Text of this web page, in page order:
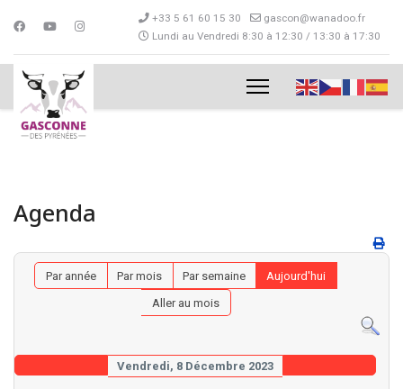
+33 5 61 60 15 30
gascon@wanadoo.fr
Lundi au Vendredi 8:30 à 12:30 / 13:30 à 17:30
Agenda
Par année Par mois Par semaine
Aujourd'hui
Aller au mois
Vendredi, 8 Décembre 2023